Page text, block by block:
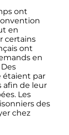
ont
en
certains
ont
en
étaient par
afin de leur
Les
des
chez